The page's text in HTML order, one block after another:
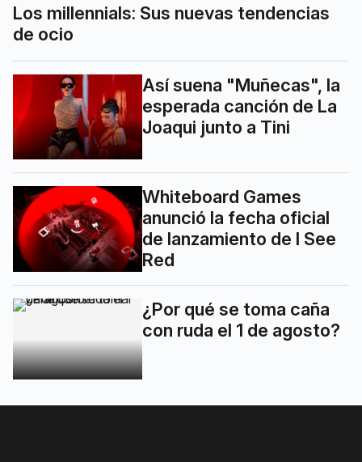
Los millennials: Sus nuevas tendencias
de ocio
Así suena "Muñecas", la
esperada canción de La
Joaqui junto a Tini
Whiteboard Games
anunció la fecha oficial
de lanzamiento de I See
Red
¿Por qué se toma caña
con ruda el 1 de agosto?